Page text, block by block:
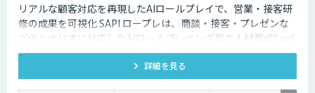
リアルな顧客対応を再現したAIロールプレイで、営業・接客研
修の成果を可視化 SAPI ロープレは、商談・接客・プレゼンな
どのシナリオに対応したAIロールプレイング型の人材育成SaaS
です。 AIアバターとの実践トレーニングと動画フィードバック
により、新人・中途スタッフの早期戦力化と教育の属人化解消
を支援します。
詳細を見る